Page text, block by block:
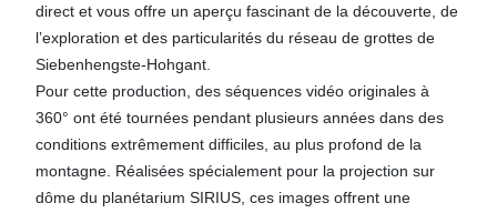
direct et vous offre un aperçu fascinant de la découverte, de
l’exploration et des particularités du réseau de grottes de
Siebenhengste-Hohgant.
Pour cette production, des séquences vidéo originales à
360° ont été tournées pendant plusieurs années dans des
conditions extrêmement difficiles, au plus profond de la
montagne. Réalisées spécialement pour la projection sur
dôme du planétarium SIRIUS, ces images offrent une